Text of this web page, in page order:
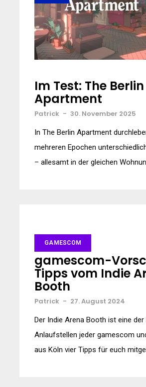
Im Test: The Berlin
Apartment
Patrick - 30. November 2025
In The Berlin Apartment
mehreren Epochen
– allesamt in der gleichen
GAMESCOM
gamescom-
Tipps vom Indie
Booth
Patrick - 27. August 2024
Der Indie Arena Booth ist eine
Anlaufstellen jeder gamescom
aus Köln vier Tipps für euch